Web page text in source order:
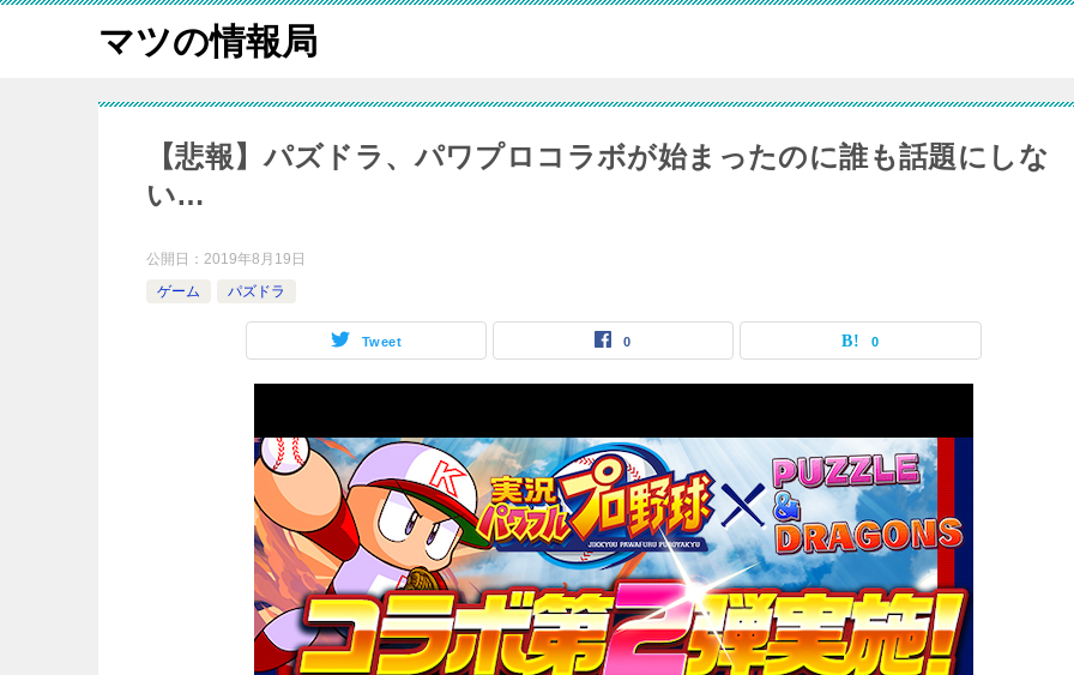
マツの情報局
【悲報】パズドラ、パワプロコラボが始まったのに誰も話題にしな
い…
公開日： 2019年8月19日
ゲーム
パズドラ
Tweet 0 0